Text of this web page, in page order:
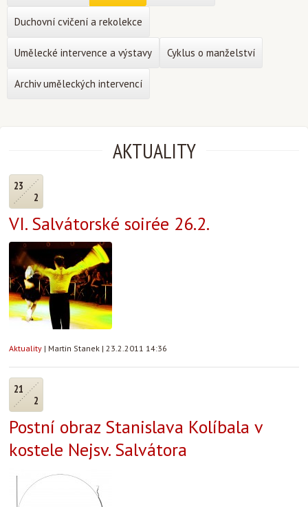
AKTUALITY
23
2
VI. Salvátorské soirée 26.2.
Aktuality | Martin Stanek | 23.2.2011 14:36
21
2
Postní obraz Stanislava Kolíbala v
kostele Nejsv. Salvátora
Duchovní cvičení a rekolekce
Umělecké intervence a výstavy Cyklus o manželství
Archiv uměleckých intervencí